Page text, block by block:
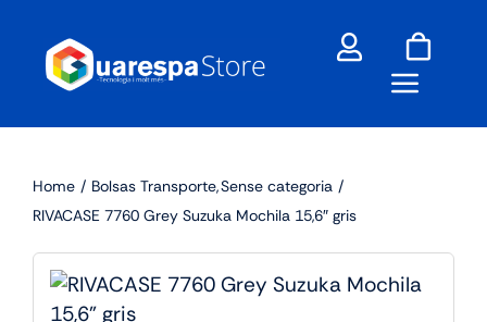
content
Home Bolsas Transporte Sense categoria
RIVACASE 7760 Grey Suzuka Mochila 15,6″ gris